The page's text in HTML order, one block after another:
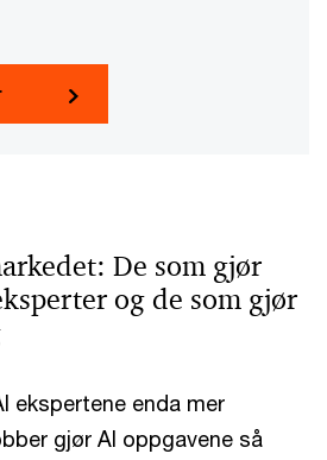
De som gjør
og de som gjør
ekspertene enda mer
gjør AI oppgavene så